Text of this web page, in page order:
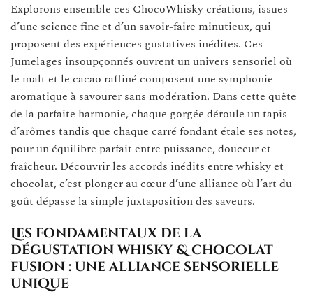
Explorons ensemble ces ChocoWhisky créations, issues
d’une science fine et d’un savoir-faire minutieux, qui
proposent des expériences gustatives inédites. Ces
Jumelages insoupçonnés ouvrent un univers sensoriel où
le malt et le cacao raffiné composent une symphonie
aromatique à savourer sans modération. Dans cette quête
de la parfaite harmonie, chaque gorgée déroule un tapis
d’arômes tandis que chaque carré fondant étale ses notes,
pour un équilibre parfait entre puissance, douceur et
fraîcheur. Découvrir les accords inédits entre whisky et
chocolat, c’est plonger au cœur d’une alliance où l’art du
goût dépasse la simple juxtaposition des saveurs.
Les fondamentaux de la
dégustation whisky & chocolat
fusion : une alliance sensorielle
unique